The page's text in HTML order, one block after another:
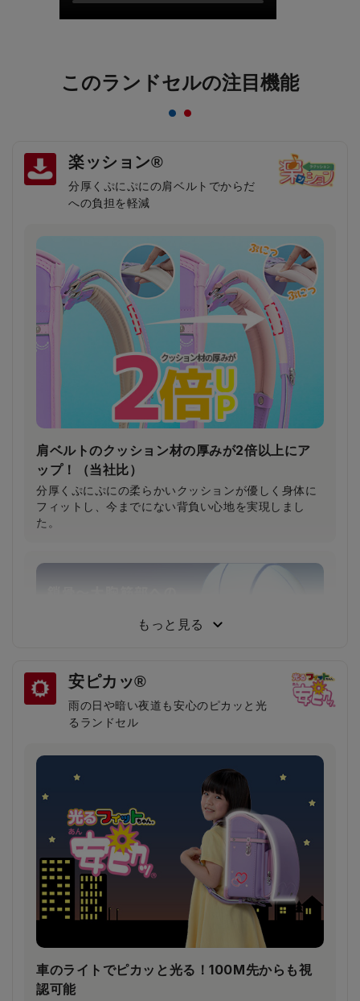
このランドセルの注目機能
楽ッション®
分厚くぷにぷにの肩ベルトでからだ
への負担を軽減
肩ベルトのクッション材の厚みが2倍以上にア
ップ！（当社比）
分厚くぷにぷにの柔らかいクッションが優しく身体に
フィットし、今までにない背負い心地を実現しまし
た。
鎖骨から大胸筋へかかる圧力が約30％軽減！
（当社比）
柔らかいクッション＆特許登録された特殊構造の楽ッ
ションによって、肩への圧力が分散され、体への負担
が軽減されます。
もっと見る
安ピカッ®
雨の日や暗い夜道も安心のピカッと光
るランドセル
車のライトでピカッと光る！100M先からも視
認可能